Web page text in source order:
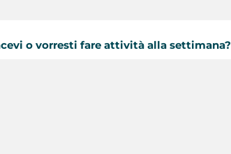
o vorresti fare attività alla settimana?